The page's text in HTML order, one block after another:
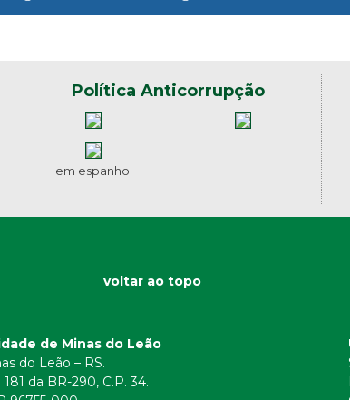
Política Anticorrupção
em espanhol
voltar ao topo
de Minas do Leão
do Leão – RS.
da BR-290, C.P. 34.